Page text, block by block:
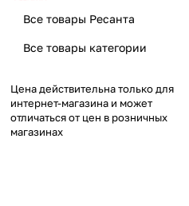
Все товары Ресанта
Все товары категории
Цена действительна только для
интернет-магазина и может
отличаться от цен в розничных
магазинах